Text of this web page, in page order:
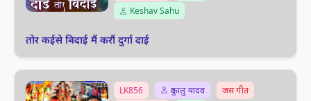
Keshav Sahu
तोर कईसे बिदाई मैं करौं दुर्गा दाई
LK856 दुकालु यादव
जस गीत